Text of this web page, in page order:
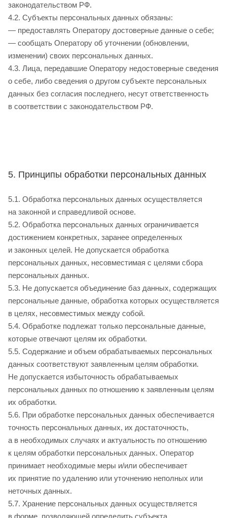
законодательством РФ.
4.2. Субъекты персональных данных обязаны:
— предоставлять Оператору достоверные данные о себе;
— сообщать Оператору об уточнении (обновлении,
изменении) своих персональных данных.
4.3. Лица, передавшие Оператору недостоверные сведения
о себе, либо сведения о другом субъекте персональных
данных без согласия последнего, несут ответственность
в соответствии с законодательством РФ.
5. Принципы обработки персональных данных
5.1. Обработка персональных данных осуществляется
на законной и справедливой основе.
5.2. Обработка персональных данных ограничивается
достижением конкретных, заранее определенных
и законных целей. Не допускается обработка
персональных данных, несовместимая с целями сбора
персональных данных.
5.3. Не допускается объединение баз данных, содержащих
персональные данные, обработка которых осуществляется
в целях, несовместимых между собой.
5.4. Обработке подлежат только персональные данные,
которые отвечают целям их обработки.
5.5. Содержание и объем обрабатываемых персональных
данных соответствуют заявленным целям обработки.
Не допускается избыточность обрабатываемых
персональных данных по отношению к заявленным целям
их обработки.
5.6. При обработке персональных данных обеспечивается
точность персональных данных, их достаточность,
а в необходимых случаях и актуальность по отношению
к целям обработки персональных данных. Оператор
принимает необходимые меры и/или обеспечивает
их принятие по удалению или уточнению неполных или
неточных данных.
5.7. Хранение персональных данных осуществляется
в форме, позволяющей определить субъекта